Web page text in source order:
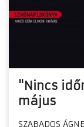
"Nincs
május
SZABADOS